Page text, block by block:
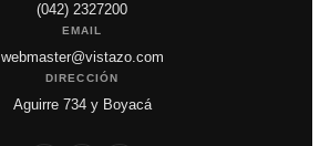
(042) 2327200
EMAIL
webmaster@vistazo.com
DIRECCIÓN
Aguirre 734 y Boyacá